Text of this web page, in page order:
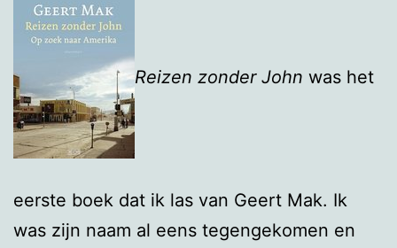
Reizen zonder John was het
eerste boek dat ik las van Geert Mak. Ik
was zijn naam al eens tegengekomen en